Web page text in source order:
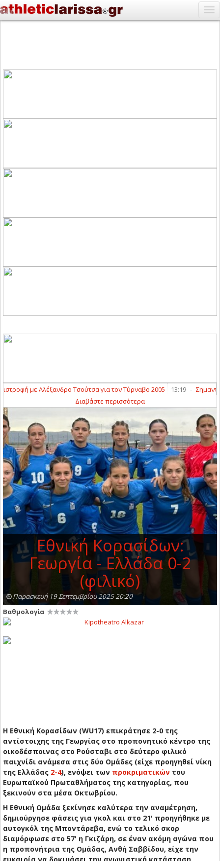
με Αλέξανδρο Τσούτσα για τον Τύρναβο 2005 13:19 - Σημαντική
Διαβάστε περισσότερα
Εθνική Κορασίδων:
Γεωργία - Ελλάδα 0-2
(φιλικό)
Παρασκευή 19 Σεπτεμβρίου 2025 20:20
Βαθμολογία
Η Εθνική Κορασίδων (WU17) επικράτησε 2-0 της
αντίστοιχης της Γεωργίας στο προπονητικό κέντρο της
οικοδέσποινας στο Ρούσταβι στο δεύτερο φιλικό
παιχνίδι ανάμεσα στις δύο Ομάδες (είχε προηγηθεί νίκη
της Ελλάδας 2-4), ενόψει των προκριματικών του
Ευρωπαϊκού Πρωταθλήματος της κατηγορίας, που
ξεκινούν στα μέσα Οκτωβρίου.
Η Εθνική Ομάδα ξεκίνησε καλύτερα την αναμέτρηση,
δημιούργησε φάσεις για γκολ και στο 21' προηγήθηκε με
αυτογκόλ της Μποντάρεβα, ενώ το τελικό σκορ
διαμόρφωσε στο 57' η Γκιζάρη, σε έναν ακόμη αγώνα που
η προπονήτρια της Ομάδας, Ανθή Σαββίδου, είχε την